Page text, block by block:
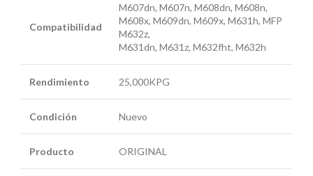
Compatibilidad
M607dn, M607n, M608dn, M608n,
M608x, M609dn, M609x, M631h, MFP
M632z,
M631dn, M631z, M632fht, M632h
Rendimiento 25,000KPG
Condición Nuevo
Producto ORIGINAL